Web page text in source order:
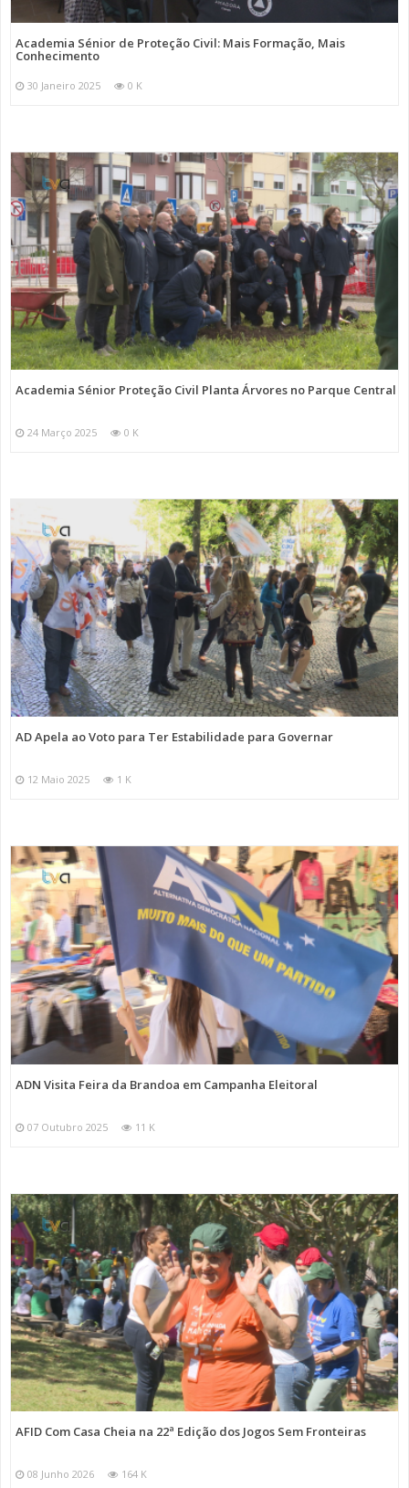
Academia Sénior de Proteção Civil: Mais Formação, Mais
Conhecimento
30 Janeiro 2025 0 K
Academia Sénior Proteção Civil Planta Árvores no Parque Central
24 Março 2025 0 K
AD Apela ao Voto para Ter Estabilidade para Governar
12 Maio 2025 1 K
ADN Visita Feira da Brandoa em Campanha Eleitoral
07 Outubro 2025 11 K
AFID Com Casa Cheia na 22ª Edição dos Jogos Sem Fronteiras
08 Junho 2026 164 K